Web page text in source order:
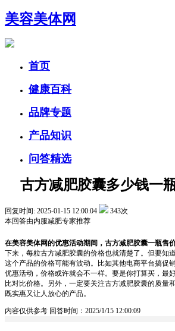
美容美体网
首页
健康百科
品牌专题
产品知识
问答精选
古方减肥胶囊多少钱一
回复时间: 2025-01-15 12:00:04
343次
本回答由内服减肥专家推荐
在美容美体网的优惠活动期间，古方减肥胶囊一瓶售价
下来，每粒古方减肥胶囊的价格也就清楚了。但要知
这个产品的价格可能有波动。比如其他电商平台搞促
优惠活动，价格或许就会不一样。要是你打算买，最
比对比价格。另外，一定要关注古方减肥胶囊的质量
既实惠又让人放心的产品。
内容仅供参考 回答时间：2025/1/15 12:00:09